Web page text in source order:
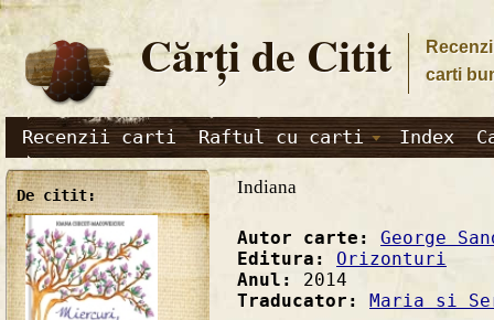
Cărţi de Citit
carti
Recenzii carti Raftul cu carti Index
De citit: Indiana
Autor carte: George
Editura: Orizonturi
Anul: 2014
Traducator: Maria si